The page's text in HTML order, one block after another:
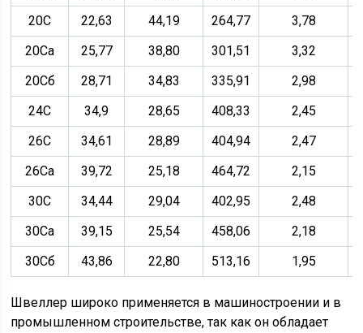
20С
22,63 44,19 264,77 3,78
20Са
25,77 38,80 301,51 3,32
20Сб
28,71 34,83 335,91 2,98
24С
34,9 28,65 408,33 2,45
26С
34,61 28,89 404,94 2,47
26Са
39,72 25,18 464,72 2,15
30С
34,44 29,04 402,95 2,48
30Са
39,15 25,54 458,06 2,18
30Сб
43,86 22,80 513,16 1,95
Швеллер широко применяется в машиностроении и в
промышленном строительстве, так как он обладает